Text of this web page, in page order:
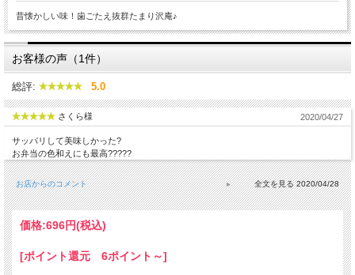
昔懐かしい味！歯ごたえ抜群たまり沢庵♪
お客様の声（1件）
総評: 5.0
さくら様 2020/04/27
サッパリして美味しかった?
お弁当の色和えにも最高?????
お店からのコメント 2020/04/28
価格:696円(税込)
[ポイント還元 6ポイント～]